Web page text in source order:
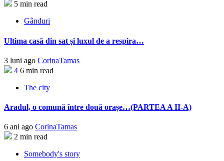
5 min read
Gânduri
Ultima casă din sat și luxul de a respira…
3 luni ago CorinaTamas
4 6 min read
The city
Aradul, o comună între două orașe…(PARTEA A II-A)
6 ani ago CorinaTamas
2 min read
Somebody's story